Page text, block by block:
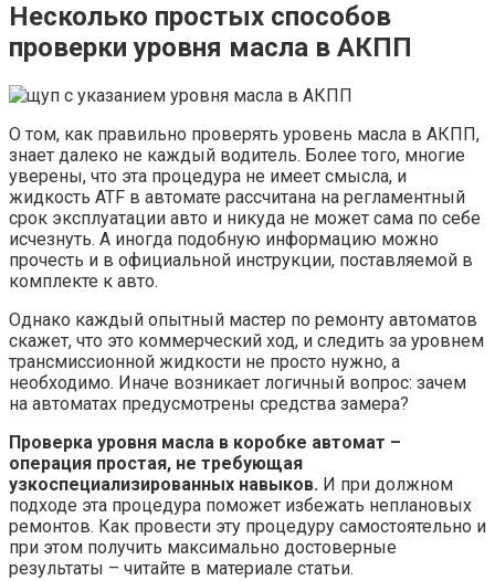
Несколько простых способов
проверки уровня масла в АКПП
О том, как правильно проверять уровень масла в АКПП,
знает далеко не каждый водитель. Более того, многие
уверены, что эта процедура не имеет смысла, и
жидкость ATF в автомате рассчитана на регламентный
срок эксплуатации авто и никуда не может сама по себе
исчезнуть. А иногда подобную информацию можно
прочесть и в официальной инструкции, поставляемой в
комплекте к авто.
Однако каждый опытный мастер по ремонту автоматов
скажет, что это коммерческий ход, и следить за уровнем
трансмиссионной жидкости не просто нужно, а
необходимо. Иначе возникает логичный вопрос: зачем
на автоматах предусмотрены средства замера?
Проверка уровня масла в коробке автомат –
операция простая, не требующая
узкоспециализированных навыков. И при должном
подходе эта процедура поможет избежать неплановых
ремонтов. Как провести эту процедуру самостоятельно и
при этом получить максимально достоверные
результаты – читайте в материале статьи.